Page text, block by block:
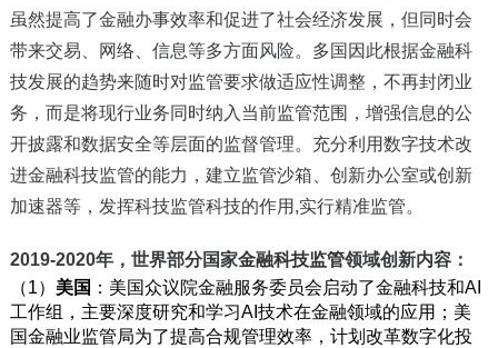
虽然提高了金融办事效率和促进了社会经济发展，但同时会
带来交易、网络、信息等多方面风险。多国因此根据金融科
技发展的趋势来随时对监管要求做适应性调整，不再封闭业
务，而是将现行业务同时纳入当前监管范围，增强信息的公
开披露和数据安全等层面的监督管理。充分利用数字技术改
进金融科技监管的能力，建立监管沙箱、创新办公室或创新
加速器等，发挥科技监管科技的作用,实行精准监管。
2019-2020年，世界部分国家金融科技监管领域创新内容：
（1） 美国 ：美国众议院金融服务委员会启动了金融科技和AI
工作组，主要深度研究和学习AI技术在金融领域的应用；美
国金融业监管局为了提高合规管理效率，计划改革数字化投